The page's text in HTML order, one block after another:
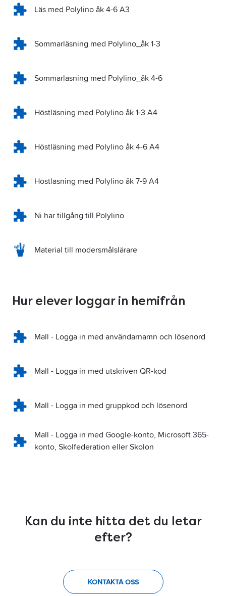
Läs med Polylino åk 4-6 A3
Sommarläsning med Polylino_åk 1-3
Sommarläsning med Polylino_åk 4-6
Höstläsning med Polylino åk 1-3 A4
Höstläsning med Polylino åk 4-6 A4
Höstläsning med Polylino åk 7-9 A4
Ni har tillgång till Polylino
Material till modersmålslärare
Hur elever loggar in hemifrån
Mall - Logga in med användarnamn och lösenord
Mall - Logga in med utskriven QR-kod
Mall - Logga in med gruppkod och lösenord
Mall - Logga in med Google-konto, Microsoft 365-
konto, Skolfederation eller Skolon
Kan du inte hitta det du letar
efter?
KONTAKTA OSS